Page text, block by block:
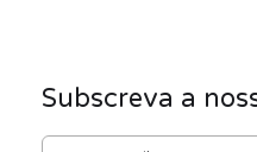
Subscreva a